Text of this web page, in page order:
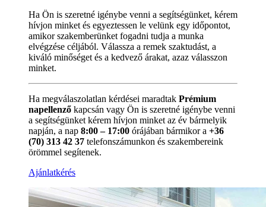
Ha Ön is szeretné igénybe venni a segítségünket, kérem
hívjon minket és egyeztessen le velünk egy időpontot,
amikor szakemberünket fogadni tudja a munka
elvégzése céljából. Válassza a remek szaktudást, a
kiváló minőséget és a kedvező árakat, azaz válasszon
minket.
Ha megválaszolatlan kérdései maradtak Prémium
napellenző kapcsán vagy Ön is szeretné igénybe venni
a segítségünket kérem hívjon minket az év bármelyik
napján, a nap 8:00 – 17:00 órájában bármikor a +36
(70) 313 42 37 telefonszámunkon és szakembereink
örömmel segítenek.
Ajánlatkérés